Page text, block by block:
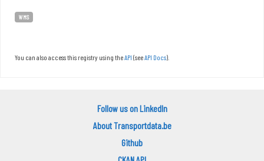
WMS
You can also access this registry using theAPI (seeAPI Docs).
Follow us on LinkedIn
About Transportdata.be
Github